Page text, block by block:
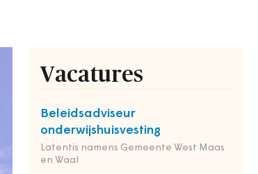
Vacatures
Beleidsadviseur
onderwijshuisvesting
Latentis namens Gemeente West Maas
en Waal